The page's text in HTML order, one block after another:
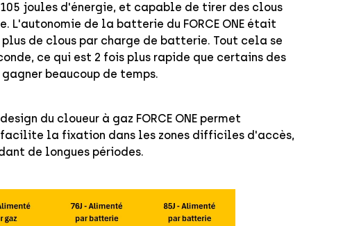
joules d'énergie, et capable de tirer des clous
L'autonomie de la batterie du FORCE ONE était
de clous par charge de batterie. Tout cela se
ce qui est 2 fois plus rapide que certains des
beaucoup de temps.
du cloueur à gaz FORCE ONE permet
la fixation dans les zones difficiles d'accès,
de longues périodes.